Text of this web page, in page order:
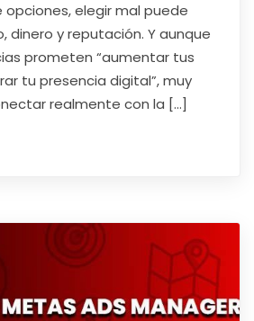
elegir mal puede
y reputación. Y aunque
prometen “aumentar tus
tu presencia digital”, muy
realmente con la […]